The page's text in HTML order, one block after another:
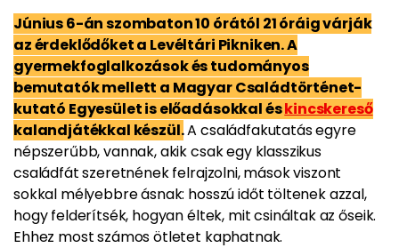
Június 6-án szombaton 10 órától 21 óráig várják
az érdeklődőket a Levéltári Pikniken. A
gyermekfoglalkozások és tudományos
bemutatók mellett a Magyar Családtörténet-
kutató Egyesület is előadásokkal éskincskereső
kalandjátékkal készül.A családfakutatás egyre
népszerűbb, vannak, akik csak egy klasszikus
családfát szeretnének felrajzolni, mások viszont
sokkal mélyebbre ásnak: hosszú időt töltenek azzal,
hogy felderítsék, hogyan éltek, mit csináltak az őseik.
Ehhez most számos ötletet kaphatnak.